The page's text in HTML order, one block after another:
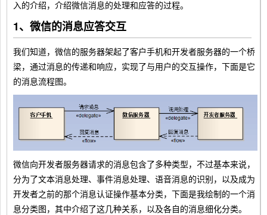
入的介绍，介绍微信消息的处理和应答的过程。
1、微信的消息应答交互
我们知道，微信的服务器架起了客户手机和开发者服务器的一个桥
梁，通过消息的传递和响应，实现了与用户的交互操作，下面是它
的消息流程图。
微信向开发者服务器请求的消息包含了多种类型，不过基本来说，
分为了文本消息处理、事件消息处理、语音消息的识别，以及成为
开发者之前的那个消息认证操作基本分类，下面是我绘制的一个消
息分类图，其中介绍了这几种关系，以及各自的消息细化分类。